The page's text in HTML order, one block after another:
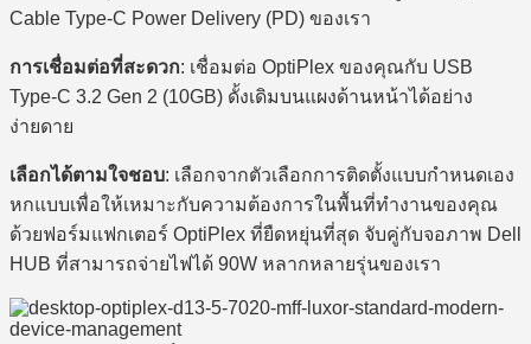
Cable Type-C Power Delivery (PD) ของเรา
การเชื่อมต่อที่สะดวก: เชื่อมต่อ OptiPlex ของคุณกับ USB
Type-C 3.2 Gen 2 (10GB) ดั้งเดิมบนแผงด้านหน้าได้อย่าง
ง่ายดาย
เลือกได้ตามใจชอบ: เลือกจากตัวเลือกการติดตั้งแบบกำหนดเอง
หกแบบเพื่อให้เหมาะกับความต้องการในพื้นที่ทำงานของคุณ
ด้วยฟอร์มแฟกเตอร์ OptiPlex ที่ยืดหยุ่นที่สุด จับคู่กับจอภาพ Dell
HUB ที่สามารถจ่ายไฟได้ 90W หลากหลายรุ่นของเรา